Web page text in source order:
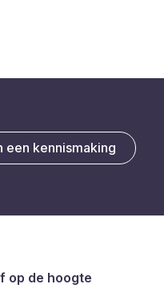
een kennismaking
op de hoogte